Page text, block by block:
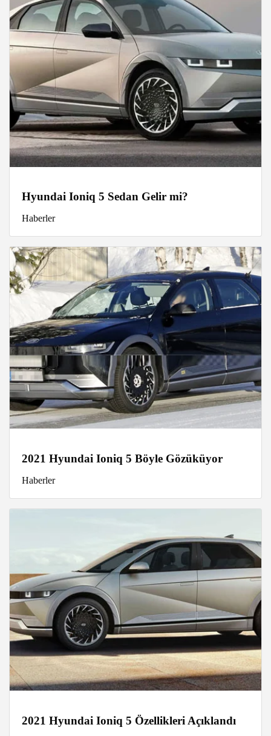
Hyundai Ioniq 5 Sedan Gelir mi?
Haberler
2021 Hyundai Ioniq 5 Böyle Gözüküyor
Haberler
2021 Hyundai Ioniq 5 Özellikleri Açıklandı